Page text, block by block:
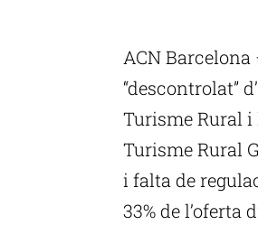
ACN
“descontrolat”
Turisme Rural i
Turisme Rural
i falta de
33% de